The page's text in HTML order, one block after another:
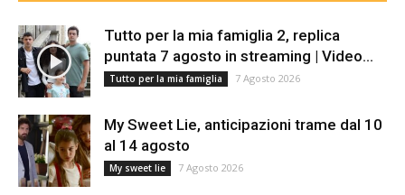
Tutto per la mia famiglia 2, replica
puntata 7 agosto in streaming | Video...
Tutto per la mia famiglia 7 Agosto 2026
My Sweet Lie, anticipazioni trame dal 10
al 14 agosto
My sweet lie 7 Agosto 2026